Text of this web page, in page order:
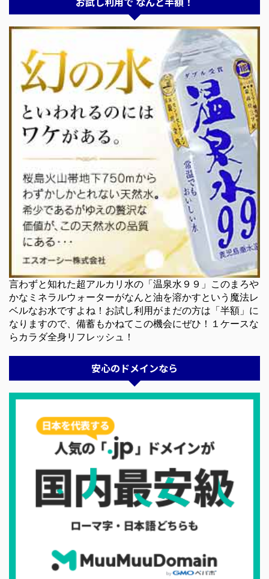
言わずと知れた超アルカリ水の「温泉水９９」このまろや
かなミネラルウォーターがなんと油を溶かすという魔法レ
ベルなお水ですよね！お試し利用がまだの方は「半額」に
なりますので、備蓄もかねてこの機会にぜひ！１ケースな
らカラダ全身リフレッシュ！
安心のドメインなら